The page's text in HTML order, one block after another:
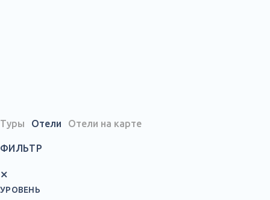
Туры Отели Отели на карте
ФИЛЬТР
×
УРОВЕНЬ